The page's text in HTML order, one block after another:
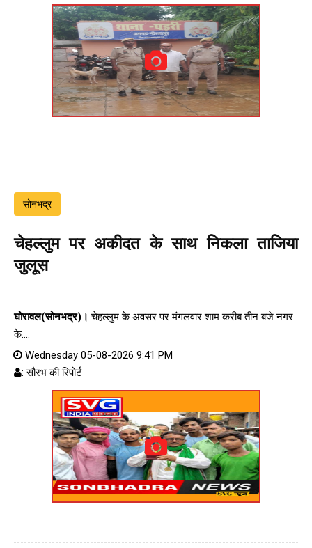
सोनभद्र
चेहल्लुम पर अकीदत के साथ निकला ताजिया
जुलूस
घोरावल(सोनभद्र)। चेहल्लुम के अवसर पर मंगलवार शाम करीब तीन बजे नगर
के....
Wednesday 05-08-2026 9:41 PM
: सौरभ की रिपोर्ट